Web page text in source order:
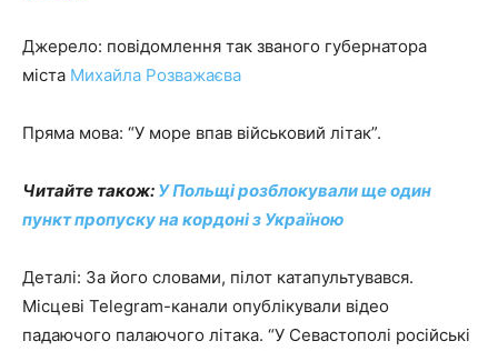
Джерело: повідомлення так званого губернатора
міста Михайла Розважаєва
Пряма мова: “У море впав військовий літак”.
Читайте також: У Польщі розблокували ще один
пункт пропуску на кордоні з Україною
Деталі: За його словами, пілот катапультувався.
Місцеві Telegram-канали опублікували відео
падаючого палаючого літака. “У Севастополі російські